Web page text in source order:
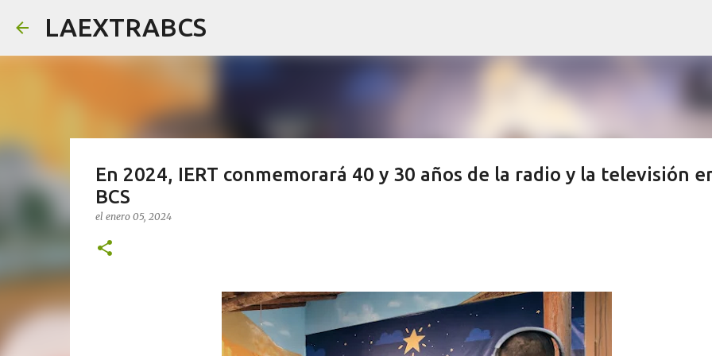
LAEXTRABCS
En 2024, IERT conmemorará 40 y 30 años de la radio y la televisión
BCS
el enero 05, 2024